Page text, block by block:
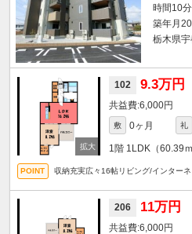
時間10
築年月
栃木県
102 9.3万円
6,000円
敷 0ヶ月 礼
1階 1LDK（60.39ｍ
収納充実広々16帖リビング/インター
206 11万円
6,000円